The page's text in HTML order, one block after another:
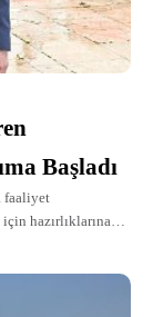
Başladı
faaliyet
hazırlıklarına